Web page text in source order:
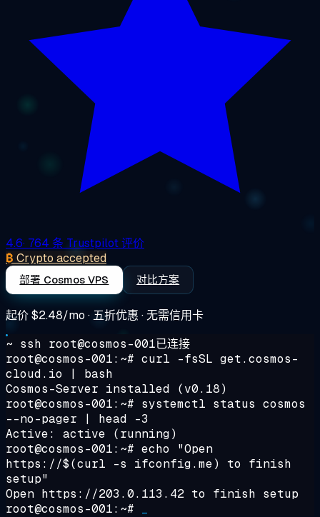
4.6· 764 条 Trustpilot 评价
₿ Crypto accepted
部署 Cosmos VPS 对比方案
起价$2.48/mo · 五折优惠 · 无需信用卡
~ ssh root@cosmos-001已连接
root@cosmos-001:~# curl -fsSL get.cosmos-
cloud.io | bash
Cosmos-Server installed (v0.18)
root@cosmos-001:~# systemctl status cosmos
--no-pager | head -3
Active: active (running)
root@cosmos-001:~# echo "Open
https://$(curl -s ifconfig.me) to finish
setup"
Open https://203.0.113.42 to finish setup
root@cosmos-001:~#